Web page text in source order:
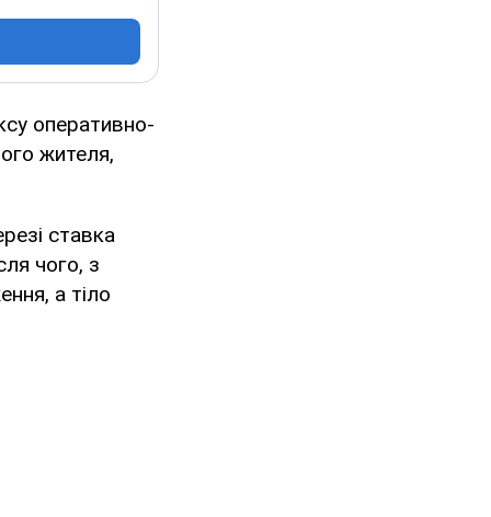
оперативно-
жителя,
ставка
чого, з
а тіло